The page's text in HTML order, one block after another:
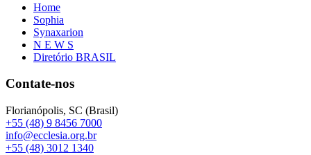
Home
Sophia
Synaxarion
N E W S
Diretório BRASIL
Contate-nos
Florianópolis, SC (Brasil)
+55 (48) 9 8456 7000
info@ecclesia.org.br
+55 (48) 3012 1340